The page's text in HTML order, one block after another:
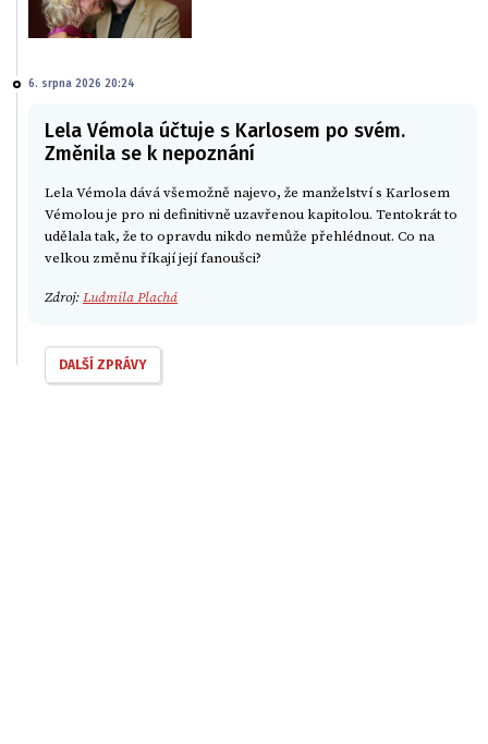
6. srpna 2026 20:24
Lela Vémola účtuje s Karlosem po svém.
Změnila se k nepoznání
Lela Vémola dává všemožně najevo, že manželství s Karlosem
Vémolou je pro ni definitivně uzavřenou kapitolou. Tentokrát to
udělala tak, že to opravdu nikdo nemůže přehlédnout. Co na
velkou změnu říkají její fanoušci?
Zdroj:Ludmila Plachá
DALŠÍ ZPRÁVY